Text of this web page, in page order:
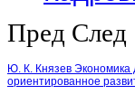
Пред След
Ю. К. Князев Экономика
ориентированное